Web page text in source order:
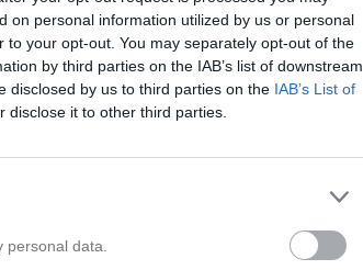
on personal information utilized by us or personal
your opt-out. You may separately opt-out of the
by third parties on the IAB’s list of downstream
disclosed by us to third parties on the IAB’s List of
disclose it to other third parties.
data.
har ingen aktivitet i föreningen